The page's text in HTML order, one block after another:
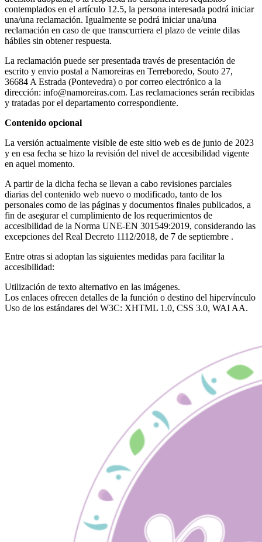
contemplados en el artículo 12.5, la persona interesada podrá iniciar
una/una reclamación. Igualmente se podrá iniciar una/una
reclamación en caso de que transcurriera el plazo de veinte dilas
hábiles sin obtener respuesta.
La reclamación puede ser presentada través de presentación de
escrito y envio postal a Namoreiras en Terreboredo, Souto 27,
36684 A Estrada (Pontevedra) o por correo electrónico a la
dirección: info@namoreiras.com. Las reclamaciones serán recibidas
y tratadas por el departamento correspondiente.
Contenido opcional
La versión actualmente visible de este sitio web es de junio de 2023
y en esa fecha se hizo la revisión del nivel de accesibilidad vigente
en aquel momento.
A partir de la dicha fecha se llevan a cabo revisiones parciales
diarias del contenido web nuevo o modificado, tanto de los
personales como de las páginas y documentos finales publicados, a
fin de asegurar el cumplimiento de los requerimientos de
accesibilidad de la Norma UNE-EN 301549:2019, considerando las
excepciones del Real Decreto 1112/2018, de 7 de septiembre .
Entre otras si adoptan las siguientes medidas para facilitar la
accesibilidad:
Utilización de texto alternativo en las imágenes.
Los enlaces ofrecen detalles de la función o destino del hipervínculo
Uso de los estándares del W3C: XHTML 1.0, CSS 3.0, WAI AA.